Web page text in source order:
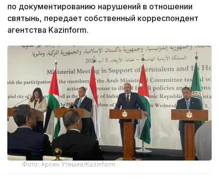
по документированию нарушений в отношении
святынь, передает собственный корреспондент
агентства Kazinform.
Фото: Арсен Утешев/Kazinform